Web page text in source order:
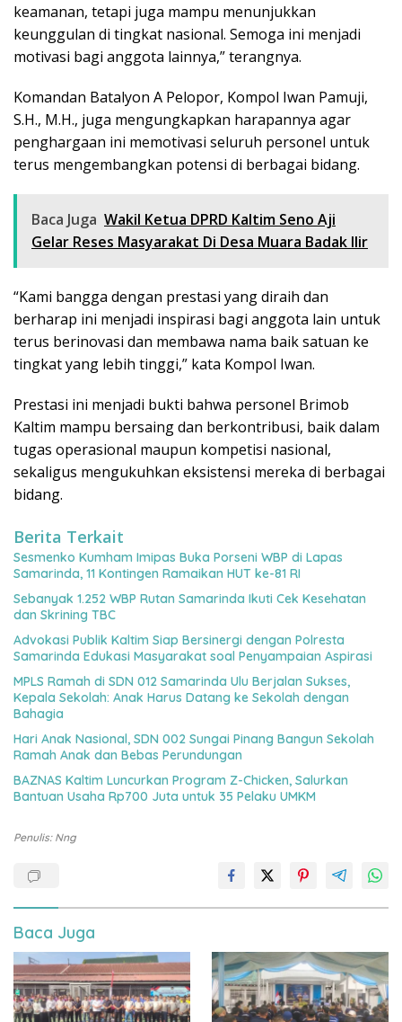
keamanan, tetapi juga mampu menunjukkan
keunggulan di tingkat nasional. Semoga ini menjadi
motivasi bagi anggota lainnya,” terangnya.
Komandan Batalyon A Pelopor, Kompol Iwan Pamuji,
S.H., M.H., juga mengungkapkan harapannya agar
penghargaan ini memotivasi seluruh personel untuk
terus mengembangkan potensi di berbagai bidang.
Baca Juga Wakil Ketua DPRD Kaltim Seno Aji
Gelar Reses Masyarakat Di Desa Muara Badak Ilir
“Kami bangga dengan prestasi yang diraih dan
berharap ini menjadi inspirasi bagi anggota lain untuk
terus berinovasi dan membawa nama baik satuan ke
tingkat yang lebih tinggi,” kata Kompol Iwan.
Prestasi ini menjadi bukti bahwa personel Brimob
Kaltim mampu bersaing dan berkontribusi, baik dalam
tugas operasional maupun kompetisi nasional,
sekaligus mengukuhkan eksistensi mereka di berbagai
bidang.
Berita Terkait
Sesmenko Kumham Imipas Buka Porseni WBP di Lapas
Samarinda, 11 Kontingen Ramaikan HUT ke-81 RI
Sebanyak 1.252 WBP Rutan Samarinda Ikuti Cek Kesehatan
dan Skrining TBC
Advokasi Publik Kaltim Siap Bersinergi dengan Polresta
Samarinda Edukasi Masyarakat soal Penyampaian Aspirasi
MPLS Ramah di SDN 012 Samarinda Ulu Berjalan Sukses,
Kepala Sekolah: Anak Harus Datang ke Sekolah dengan
Bahagia
Hari Anak Nasional, SDN 002 Sungai Pinang Bangun Sekolah
Ramah Anak dan Bebas Perundungan
BAZNAS Kaltim Luncurkan Program Z-Chicken, Salurkan
Bantuan Usaha Rp700 Juta untuk 35 Pelaku UMKM
Penulis: Nng
Baca Juga